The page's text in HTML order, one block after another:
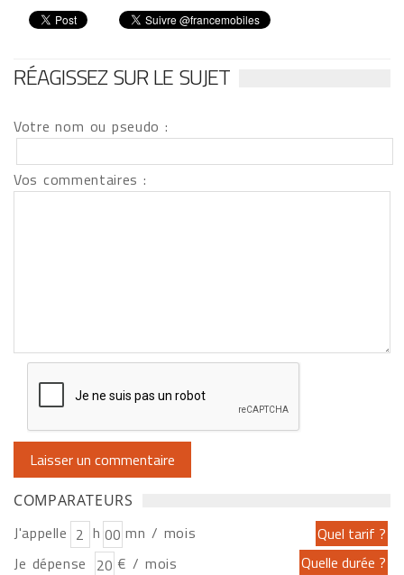
RÉAGISSEZ SUR LE SUJET
Votre nom ou pseudo :
Vos commentaires :
COMPARATEURS
J'appelle h
mn / mois
Je dépense
€ / mois